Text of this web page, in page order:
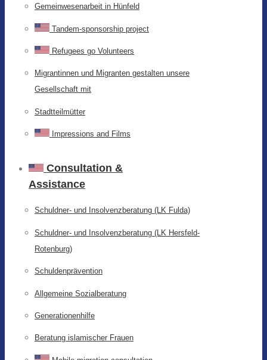
Gemeinwesenarbeit in Hünfeld
Tandem-sponsorship project
Refugees go Volunteers
Migrantinnen und Migranten gestalten unsere
Gesellschaft mit
Stadtteilmütter
Impressions and Films
Consultation &
Assistance
Schuldner- und Insolvenzberatung (LK Fulda)
Schuldner- und Insolvenzberatung (LK Hersfeld-
Rotenburg)
Schuldenprävention
Allgemeine Sozialberatung
Generationenhilfe
Beratung islamischer Frauen